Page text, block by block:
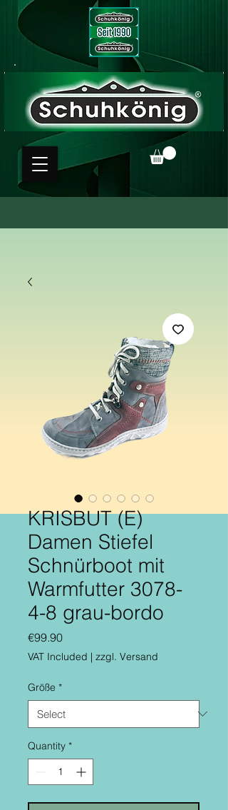
KRISBUT (E)
Damen Stiefel
Schnürboot mit
Warmfutter 3078-
4-8 grau-bordo
€99.90Price
VAT Included | zzgl. Versand
Größe *
Quantity *